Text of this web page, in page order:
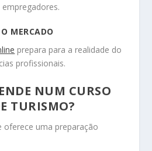
MERCADO
prepara para a realidade do
profissionais.
NUM CURSO
TURISMO?
oferece uma preparação